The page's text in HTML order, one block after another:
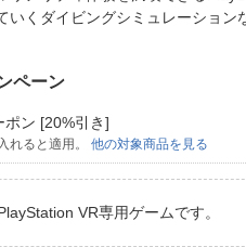
いくダイビングシミュレーショ
ペーン
ポン [20%引き]
れると適用。他の対象商品を見る
VR専用ゲームです。